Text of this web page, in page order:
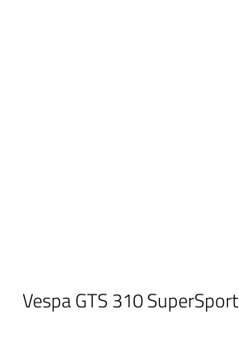
Vespa GTS 310 SuperSport